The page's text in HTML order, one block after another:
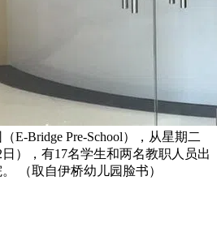
E-Bridge Pre-School），从星期二
日），有17名学生和两名教职人员出
（取自伊桥幼儿园脸书）